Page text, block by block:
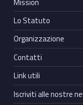
Lo Statuto
Organizzazione
Contatti
Link utili
Iscriviti alle nostre